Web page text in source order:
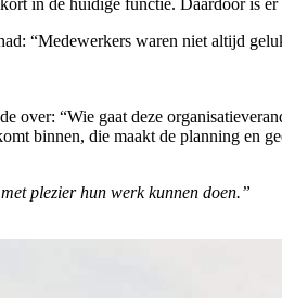
in de huidige functie. Daardoor is
“Medewerkers waren niet altijd
over: “Wie gaat deze
binnen, die maakt de planning en
plezier hun werk kunnen doen.”